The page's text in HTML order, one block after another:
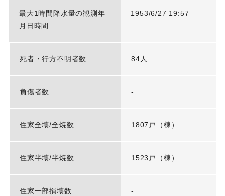
最大1時間降水量の観測年
月日時間
1953/6/27 19:57
死者・行方不明者数 84人
負傷者数 -
住家全壊/全焼数 1807戸（棟）
住家半壊/半焼数 1523戸（棟）
住家一部損壊数 -